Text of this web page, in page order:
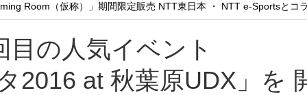
Room（仮称）」期間限定販売 NTT東日本 ・ NTT e-Sportsとコ
の人気イベント
2016 at 秋葉原UDX」を